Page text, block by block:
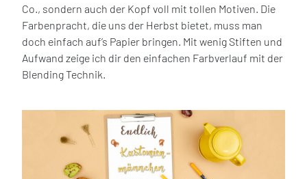
Co., sondern auch der Kopf voll mit tollen Motiven. Die
Farbenpracht, die uns der Herbst bietet, muss man
doch einfach auf’s Papier bringen. Mit wenig Stiften und
Aufwand zeige ich dir den einfachen Farbverlauf mit der
Blending Technik.